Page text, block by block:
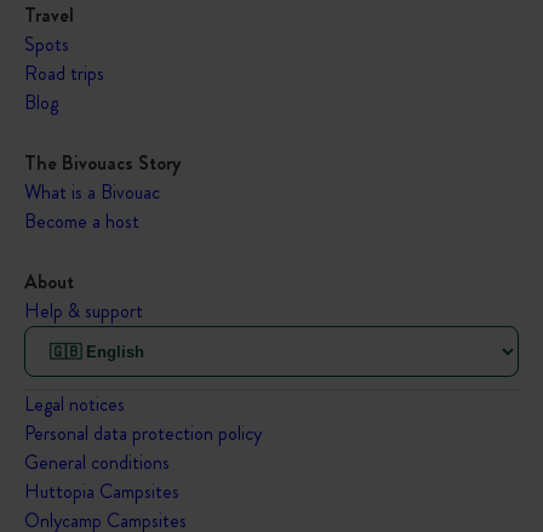
Travel
Spots
Road trips
Blog
The Bivouacs Story
What is a Bivouac
Become a host
About
Help & support
Legal notices
Personal data protection policy
General conditions
Huttopia Campsites
Onlycamp Campsites